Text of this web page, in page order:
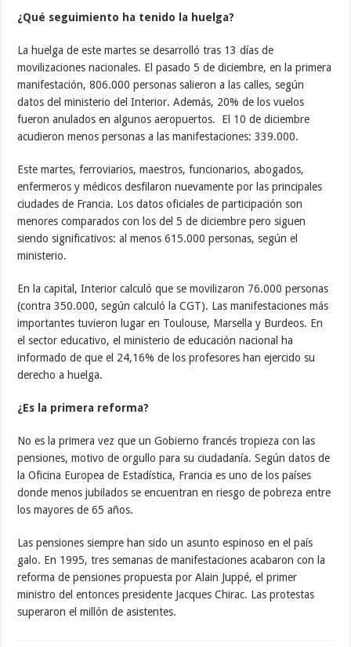
¿Qué seguimiento ha tenido la huelga?
La huelga de este martes se desarrolló tras 13 días de
movilizaciones nacionales. El pasado 5 de diciembre, en la primera
manifestación, 806.000 personas salieron a las calles, según
datos del ministerio del Interior. Además, 20% de los vuelos
fueron anulados en algunos aeropuertos. El 10 de diciembre
acudieron menos personas a las manifestaciones: 339.000.
Este martes, ferroviarios, maestros, funcionarios, abogados,
enfermeros y médicos desfilaron nuevamente por las principales
ciudades de Francia. Los datos oficiales de participación son
menores comparados con los del 5 de diciembre pero siguen
siendo significativos: al menos 615.000 personas, según el
ministerio.
En la capital, Interior calculó que se movilizaron 76.000 personas
(contra 350.000, según calculó la CGT). Las manifestaciones más
importantes tuvieron lugar en Toulouse, Marsella y Burdeos. En
el sector educativo, el ministerio de educación nacional ha
informado de que el 24,16% de los profesores han ejercido su
derecho a huelga.
¿Es la primera reforma?
No es la primera vez que un Gobierno francés tropieza con las
pensiones, motivo de orgullo para su ciudadanía. Según datos de
la Oficina Europea de Estadística, Francia es uno de los países
donde menos jubilados se encuentran en riesgo de pobreza entre
los mayores de 65 años.
Las pensiones siempre han sido un asunto espinoso en el país
galo. En 1995, tres semanas de manifestaciones acabaron con la
reforma de pensiones propuesta por Alain Juppé, el primer
ministro del entonces presidente Jacques Chirac. Las protestas
superaron el millón de asistentes.